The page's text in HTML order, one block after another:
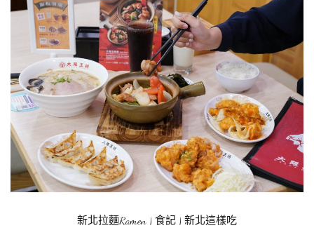
新北拉麵Ramen | 食記 | 新北這樣吃